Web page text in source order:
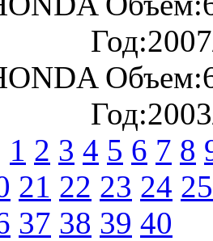
1 2 3 4 5 6 7 8
21 22 23 24 25
37 38 39 40